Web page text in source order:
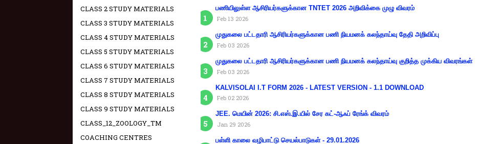
பணியிலுள்ள ஆசிரியர்களுக்கான TNTET 2026 அறிவிக்கை முழு விவரம்
Feb 13 2026
முதுகலை பட்டதாரி ஆசிரியர்களுக்கான பணி நியமனக் கலந்தாய்வு தேதி அறிவிப்பு
Feb 03 2026
முதுகலை பட்டதாரி ஆசிரியர்களுக்கான பணி நியமனக் கலந்தாய்வு குறித்த முக்கிய விவரங்கள்
Feb 03 2026
KALVISOLAI I.T FORM 2026 - LATEST VERSION - 1.1 DOWNLOAD
Feb 02 2026
JEE. மெயின் 2026: சி.எஸ்.இ.யில் சேர கட்-ஆஃப் ரேங்க் விவரம்
Jan 29 2026
பள்ளி காலை வழிபாட்டு செயல்பாடுகள் - 29.01.2026
CLASS 2 STUDY MATERIALS
CLASS 3 STUDY MATERIALS
CLASS 4 STUDY MATERIALS
CLASS 5 STUDY MATERIALS
CLASS 6 STUDY MATERIALS
CLASS 7 STUDY MATERIALS
CLASS 8 STUDY MATERIALS
CLASS 9 STUDY MATERIALS
CLASS_12_ZOOLOGY_TM
COACHING CENTRES